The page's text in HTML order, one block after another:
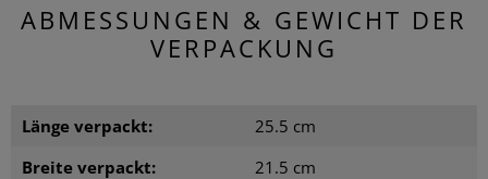
ABMESSUNGEN & GEWICHT DER
VERPACKUNG
Länge verpackt:
25.5 cm
Breite verpackt:
21.5 cm